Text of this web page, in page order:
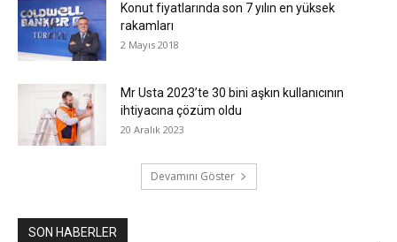
Konut fiyatlarında son 7 yılın en yüksek
rakamları
2 Mayıs 2018
Mr Usta 2023’te 30 bini aşkın kullanıcının
ihtiyacına çözüm oldu
20 Aralık 2023
Devamını Göster
SON HABERLER